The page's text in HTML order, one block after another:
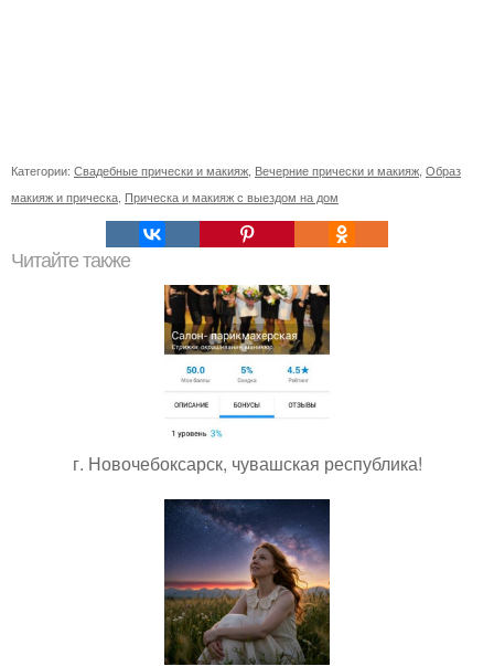
Категории: Свадебные прически и макияж Вечерние прически и макияж Образ
макияж и прическа Прическа и макияж с выездом на дом
Читайте также
г. Новочебоксарск, чувашская республика!